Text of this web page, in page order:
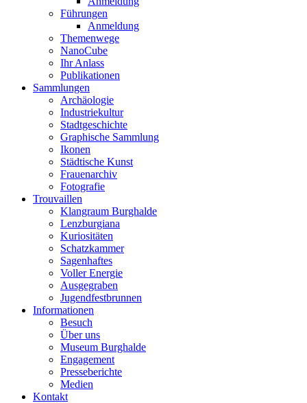
Führungen
Anmeldung
Themenwege
NanoCube
Ihr Anlass
Publikationen
Sammlungen
Archäologie
Industriekultur
Stadtgeschichte
Graphische Sammlung
Ikonen
Städtische Kunst
Frauenarchiv
Fotografie
Trouvaillen
Klangraum Burghalde
Lenzburgiana
Kuriositäten
Schatzkammer
Sagenhaftes
Voller Energie
Ausgegraben
Jugendfestbrunnen
Informationen
Besuch
Über uns
Museum Burghalde
Engagement
Presseberichte
Medien
Kontakt